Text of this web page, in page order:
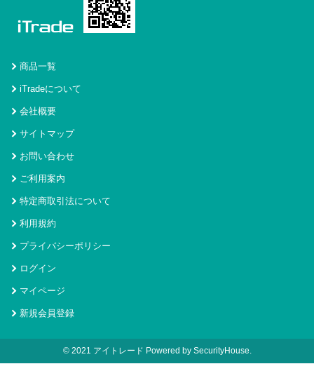
商品一覧
iTradeについて
会社概要
サイトマップ
お問い合わせ
ご利用案内
特定商取引法について
利用規約
プライバシーポリシー
ログイン
マイページ
新規会員登録
© 2021 アイトレード Powered by SecurityHouse.